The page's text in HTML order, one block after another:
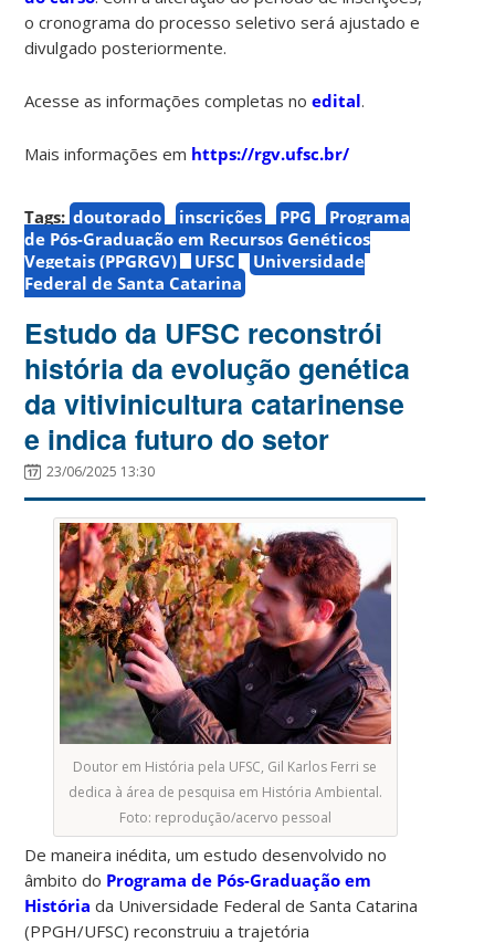
o cronograma do processo seletivo será ajustado e
divulgado posteriormente.
Acesse as informações completas noedital.
Mais informações em https://rgv.ufsc.br/
Tags: doutorado inscrições PPG
Programa
de Pós-Graduação em Recursos Genéticos
Vegetais (PPGRGV)
UFSC
Universidade
Federal de Santa Catarina
Estudo da UFSC reconstrói
história da evolução genética
da vitivinicultura catarinense
e indica futuro do setor
23/06/2025 13:30
Doutor em História pela UFSC, Gil Karlos Ferri se
dedica à área de pesquisa em História Ambiental.
Foto: reprodução/acervo pessoal
De maneira inédita, um estudo desenvolvido no
âmbito do Programa de Pós-Graduação em
História da Universidade Federal de Santa Catarina
(PPGH/UFSC) reconstruiu a trajetória